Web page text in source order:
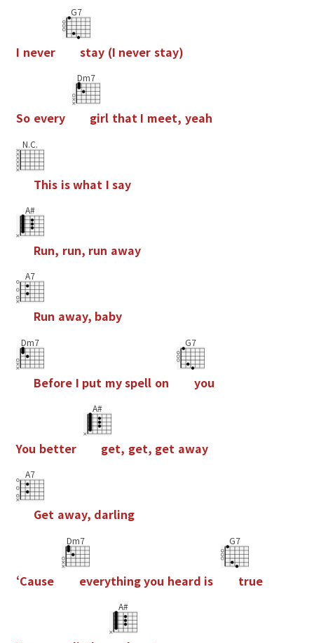
I never
G7
stay (I never stay)
So every
Dm7
girl that I meet, yeah
N.C.
This iswhat I say
A#
Run, run, run away
A7
Run away, baby
Dm7
Before I put myspell on
G7
you
You better
A#
get, get, get away
A7
Get away, darling
‘Cause
Dm7
everythingyou heard is
G7
true
A#